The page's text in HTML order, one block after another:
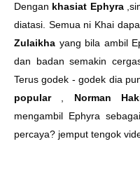
Dengan khasiat Ephyra
diatasi. Semua ni Khai
Zulaikha yang bila ambil
dan badan semakin
Terus godek - godek dia
popular, Norman
mengambil Ephyra
percaya? jemput tengok